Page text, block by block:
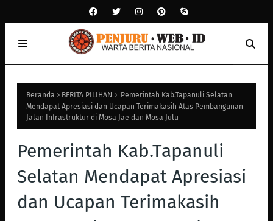
Beranda BERITA PILIHAN
Pemerintah Kab.Tapanuli Selatan
Mendapat Apresiasi dan Ucapan Terimakasih Atas Pembangunan
Jalan Infrastruktur di Mosa Jae dan Mosa Julu
Pemerintah Kab.Tapanuli
Selatan Mendapat Apresiasi
dan Ucapan Terimakasih